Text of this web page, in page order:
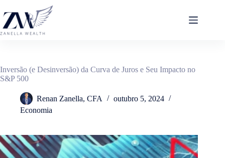
para
conteúdo
Inversão (e Desinversão) da Curva de Juros e Seu Impacto no
S&P 500
Renan Zanella, CFA
outubro 5, 2024
Economia